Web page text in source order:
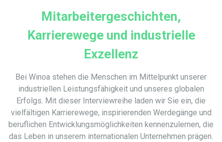
Mitarbeitergeschichten,
Karrierewege und industrielle
Exzellenz
Bei Winoa stehen die Menschen im Mittelpunkt unserer
industriellen Leistungsfähigkeit und unseres globalen
Erfolgs. Mit dieser Interviewreihe laden wir Sie ein, die
vielfältigen Karrierewege, inspirierenden Werdegänge und
beruflichen Entwicklungsmöglichkeiten kennenzulernen, die
das Leben in unserem internationalen Unternehmen prägen.